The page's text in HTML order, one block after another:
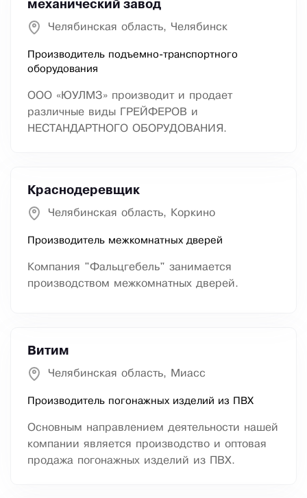
механический завод
Челябинская область, Челябинск
Производитель подъемно-транспортного
оборудования
ООО «ЮУЛМЗ» производит и продает
различные виды ГРЕЙФЕРОВ и
НЕСТАНДАРТНОГО ОБОРУДОВАНИЯ.
Краснодеревщик
Челябинская область, Коркино
Производитель межкомнатных дверей
Компания "Фальцгебель" занимается
производством межкомнатных дверей.
Витим
Челябинская область, Миасс
Производитель погонажных изделий из ПВХ
Основным направлением деятельности нашей
компании является производство и оптовая
продажа погонажных изделий из ПВХ.